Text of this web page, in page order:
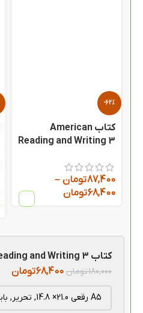
-62%
کتاب American
Reading and Writing 3
87,400تومان –
68,400تومان
کتاب American Reading and Writing 3
180,000تومان 68,400تومان